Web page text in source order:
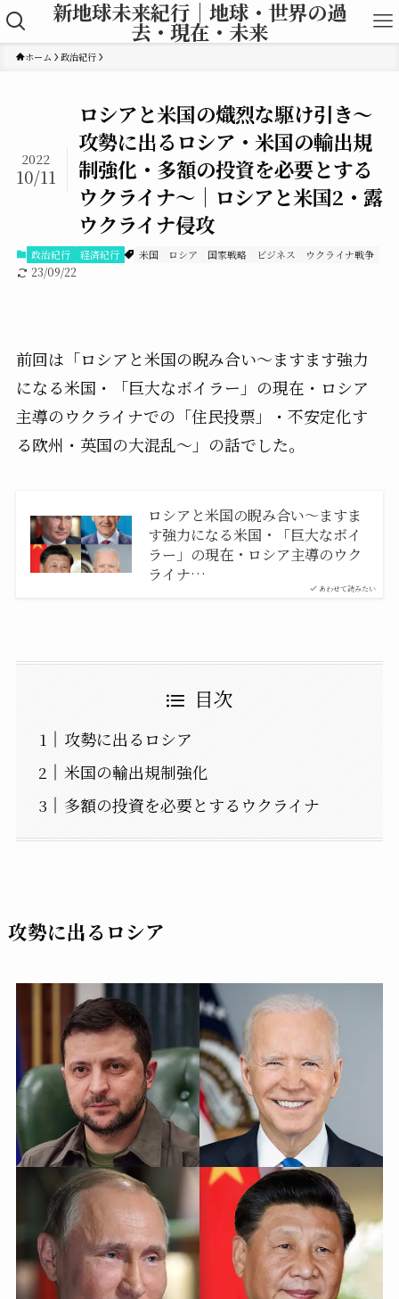
新地球未来紀行｜地球・世界の過
去・現在・未来
ホーム 政治紀行
ロシアと米国の熾烈な駆け引き〜
攻勢に出るロシア・米国の輸出規
制強化・多額の投資を必要とする
ウクライナ〜｜ロシアと米国2・露
ウクライナ侵攻
2022
10/11
政治紀行 経済紀行 米国 ロシア 国家戦略 ビジネス ウクライナ戦争
23/09/22
前回は「ロシアと米国の睨み合い〜ますます強力
になる米国・「巨大なボイラー」の現在・ロシア
主導のウクライナでの「住民投票」・不安定化す
る欧州・英国の大混乱〜」の話でした。
あわせて読みたい
ロシアと米国の睨み合い〜ますま
す強力になる米国・「巨大なボイ
ラー」の現在・ロシア主導のウク
ライナ…
目次
攻勢に出るロシア
米国の輸出規制強化
多額の投資を必要とするウクライナ
攻勢に出るロシア